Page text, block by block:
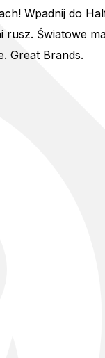
Wpadnij do
rusz. Światowe
Great Brands.